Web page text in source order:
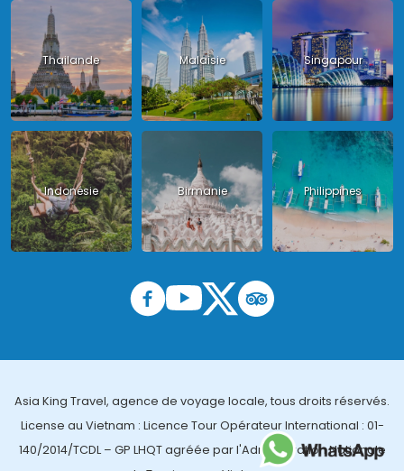
Thailande Malaisie Singapour
Indonésie Birmanie Philippines
Asia King Travel, agence de voyage locale, tous droits réservés.
License au Vietnam : Licence Tour Opérateur International : 01-
140/2014/TCDL – GP LHQT agréée par l'Administration Nationale